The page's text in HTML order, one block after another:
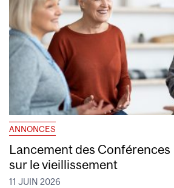
ANNONCES
Lancement des
sur le vieillissement
11 JUIN 2026